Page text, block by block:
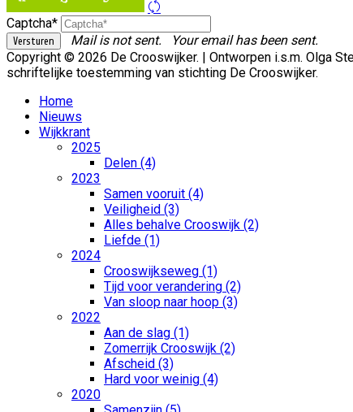
Captcha*
Mail is not sent.
Your email has been sent.
Copyright © 2026 De Crooswijker. | Ontworpen i.s.m. Olga
schriftelijke toestemming van stichting De Crooswijker.
Home
Nieuws
Wijkkrant
2025
Delen (4)
2023
Samen vooruit (4)
Veiligheid (3)
Alles behalve Crooswijk (2)
Liefde (1)
2024
Crooswijkseweg (1)
Tijd voor verandering (2)
Van sloop naar hoop (3)
2022
Aan de slag (1)
Zomerrijk Crooswijk (2)
Afscheid (3)
Hard voor weinig (4)
2020